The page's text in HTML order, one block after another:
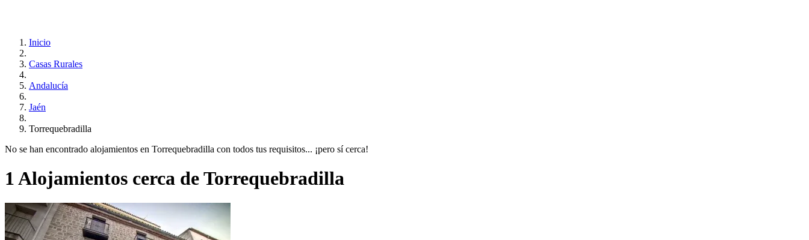
Inicio
Casas Rurales
Andalucía
Jaén
Torrequebradilla
No se han encontrado alojamientos en Torrequebradilla con todos tus requisitos... ¡pero sí cerca!
1 Alojamientos cerca de Torrequebradilla